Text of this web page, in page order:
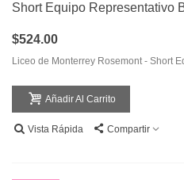
Short Equipo Representativo
$524.00
Liceo de Monterrey Rosemont - Short
Añadir Al Carrito
Vista Rápida Compartir